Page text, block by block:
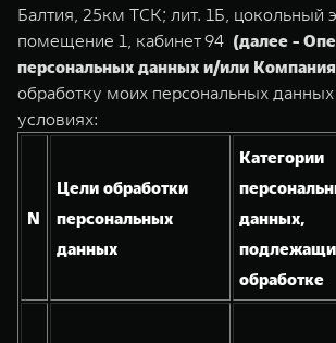
TANK 500
Веди за собой
от 6 499 000 ₽
TANK
Сила
от 10
Расширяя границы комфорта
WEY 05
Эстетика
от 5
Корпоративным клиентам
TANK ФИНАНСЫ
TANK Кредит
TANK Страхование
Специальные предложения
Моторные масла
ЦИФРОВЫЕ СЕРВИСЫ TANK
Подписки
Балтия, 25км ТСК; лит. 1Б, цокольный
помещение 1, кабинет 94 (далее -
персональных данных и/или
обработку моих персональных
условиях:
N
Цели обработки
персональных
данных
Категории
данных,
обработке